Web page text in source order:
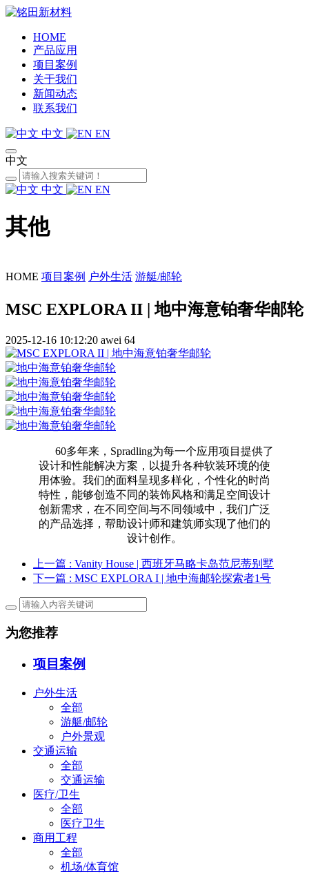
HOME
产品应用
项目案例
关于我们
新闻动态
联系我们
中文 EN
中文
中文 EN
其他
HOME 项目案例 户外生活 游艇/邮轮
MSC EXPLORA II | 地中海意铂奢华邮轮
2025-12-16 10:12:20 awei 64
60多年来，Spradling为每一个应用项目提供了
设计和性能解决方案，以提升各种软装环境的使
用体验。我们的面料呈现多样化，个性化的时尚
特性，能够创造不同的装饰风格和满足空间设计
创新需求，在不同空间与不同领域中，我们广泛
的产品选择，帮助设计师和建筑师实现了他们的
设计创作。
上一篇 : Vanity House | 西班牙马略卡岛范尼蒂别墅
下一篇 : MSC EXPLORA I | 地中海邮轮探索者1号
为您推荐
项目案例
户外生活
全部
游艇/邮轮
户外景观
交通运输
全部
交通运输
医疗/卫生
全部
医疗卫生
商用工程
全部
机场/体育馆